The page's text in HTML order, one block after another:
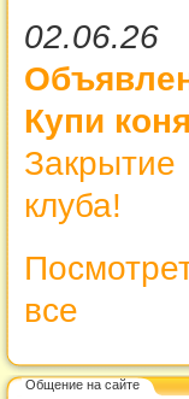
02.06.26
Купи
Закрытие
клуба!
все
Общение на сайте